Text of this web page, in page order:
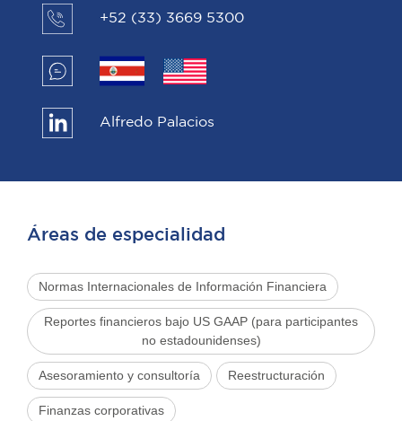
+52 (33) 3669 5300
Alfredo Palacios
Áreas de especialidad
Normas Internacionales de Información Financiera
Reportes financieros bajo US GAAP (para participantes
no estadounidenses)
Asesoramiento y consultoría Reestructuración
Finanzas corporativas